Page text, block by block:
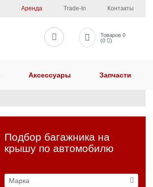
Аренда Trade-In Контакты
Товаров 0
(0
)
Аксессуары Запчасти
Подбор багажника на
крышу по автомобилю
Марка